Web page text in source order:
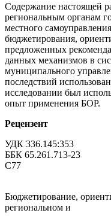
Содержание настоящей
региональным органам
местного
бюджетирования,
предложенных
данных механизмов в
муниципального
последствий
исследовании был
опыт применения БОР.
Рецензент
УДК 336.145:353
ББК 65.261.713-23
С77
Бюджетирование,
региональном и